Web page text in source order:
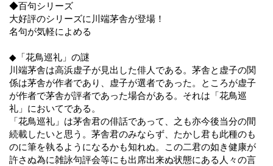
◆百句シリーズ
大好評のシリーズに川端茅舎が登場！
名句が気軽によめる
◆「花鳥巡礼」の謎
川端茅舎は高浜虚子が見出した俳人である。茅舎と虚子の関
係は茅舎が作者であり、虚子が選者であった。ところが虚子
が作者で茅舎が評者であった場合がある。それは「花鳥巡
礼」においてである。
「花鳥巡礼」は茅舎君の俳話であって、之も亦今後当分の間
続載したいと思う。茅舎君のみならず、たかし君も此種のも
のに筆を執るようになるかも知れぬ。この二君の如き健康が
許さぬ為に雑詠句評会等にも出席出来ぬ状態にある人々の言